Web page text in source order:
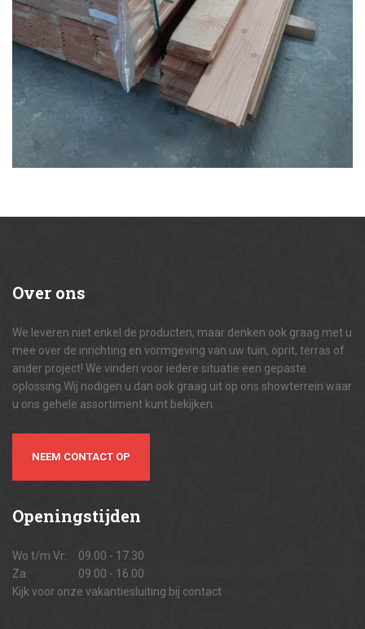
Over ons
We leveren niet enkel de producten, maar denken ook graag met u
mee over de inrichting en vormgeving van uw tuin, oprit, terras of
ander project! We vinden voor iedere situatie een gepaste
oplossing.Wij nodigen u dan ook graag uit op ons showterrein waar
u ons gehele assortiment kunt bekijken.
NEEM CONTACT OP
Openingstijden
Wo t/m Vr:
09.00 - 17.30
Za:
09.00 - 16.00
Kijk voor onze vakantiesluiting bij contact